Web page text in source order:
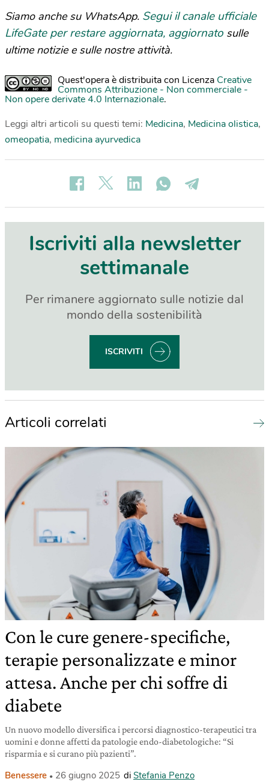
Siamo anche su WhatsApp. Segui il canale ufficiale
LifeGate per restare aggiornata, aggiornato sulle
ultime notizie e sulle nostre attività.
Quest'opera è distribuita con Licenza Creative
Commons Attribuzione - Non commerciale -
Non opere derivate 4.0 Internazionale.
Leggi altri articoli su questi temi: Medicina, Medicina olistica,
omeopatia, medicina ayurvedica
Iscriviti alla newsletter
settimanale
Per rimanere aggiornato sulle notizie dal
mondo della sostenibilità
ISCRIVITI
Articoli correlati
Con le cure genere-specifiche,
terapie personalizzate e minor
attesa. Anche per chi soffre di
diabete
Un nuovo modello diversifica i percorsi diagnostico-terapeutici tra
uomini e donne affetti da patologie endo-diabetologiche: “Si
risparmia e si curano più pazienti”.
Benessere 26 giugno 2025 di Stefania Penzo